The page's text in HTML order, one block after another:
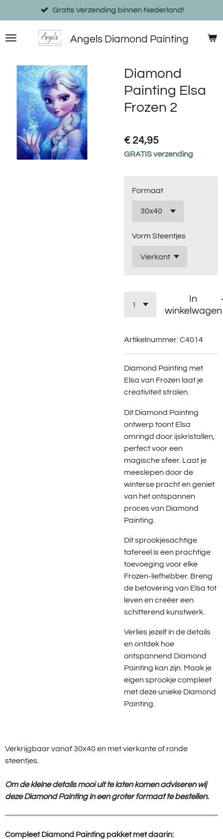
direct
naar
Angels Diamond Painting
Gratis Verzending binnen Nederland!
Diamond
Painting Elsa
Frozen 2
€ 24,95
GRATIS verzending
Formaat
Vorm Steentjes
In
winkelwagen
Artikelnummer:C4014
Diamond Painting met
Elsa van Frozen laat je
creativiteit stralen.
Dit Diamond Painting
ontwerp toont Elsa
omringd door ijskristallen,
perfect voor een
magische sfeer. Laat je
meeslepen door de
winterse pracht en geniet
van het ontspannen
proces van Diamond
Painting.
Dit sprookjesachtige
tafereel is een prachtige
toevoeging voor elke
Frozen-liefhebber. Breng
de betovering van Elsa tot
leven en creëer een
schitterend kunstwerk.
Verlies jezelf in de details
en ontdek hoe
ontspannend Diamond
Painting kan zijn. Maak je
eigen sprookje compleet
met deze unieke Diamond
Painting.
Verkrijgbaar vanaf 30x40 en met vierkante of ronde
steentjes.
Om de kleine details mooi uit te laten komen adviseren wij
deze Diamond Painting in een groter formaat te bestellen.
Compleet Diamond Painting pakket met daarin: